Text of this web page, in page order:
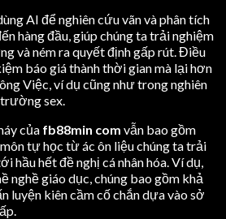
AI để nghiên cứu vãn và phân tích
hàng đầu, giúp chúng ta trải nghiệm
và ném ra quyết định gấp rút. Điều
báo giá thành thời gian mà lại hơn
Việc, ví dụ cũng như trong nghiên
sex.
của fb88min com vẫn bao gồm
tự học từ ác ôn liệu chúng ta trải
hầu hết đề nghị cá nhân hóa. Ví dụ,
nghề giáo dục, chúng bao gồm khả
luyện kiên cầm cố chắn dựa vào sở